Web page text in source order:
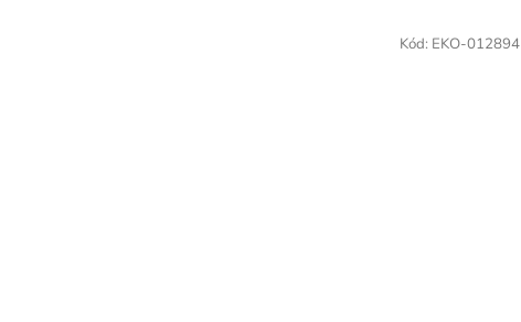
Kód: EKO-012894